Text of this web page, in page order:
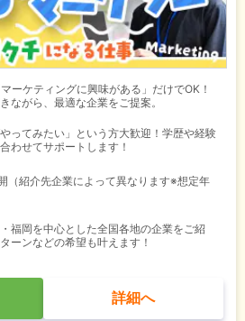
ーケティングに興味がある」だけでOK！
ながら、最適な企業をご提案。
やってみたい」という方大歓迎！学歴や経験
わせてサポートします！
（紹介先企業によって異なります※想定年
福岡を中心とした全国各地の企業をご紹
ーンなどの希望も叶えます！
詳細へ